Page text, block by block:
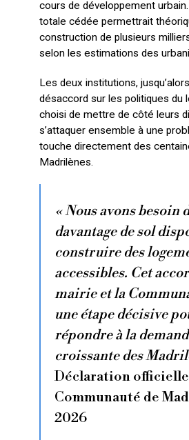
cours de développement
totale cédée permettrait
construction de plusieurs
selon les estimations des
Les deux institutions,
désaccord sur les politiques du
choisi de mettre de côté leurs
s’attaquer ensemble à une
touche directement des
Madrilènes.
« Nous avons besoin
davantage de sol
construire des
accessibles. Cet
mairie et la
une étape décisive
répondre à la
croissante des
Déclaration
Communauté de
2026